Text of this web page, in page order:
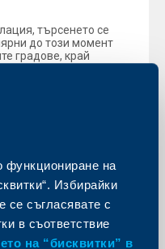
функциониране на
Избирайки
се съгласявате с
в съответствие
на “бисквитки” в
търсенето се
до този момент
градове, край
отказ от